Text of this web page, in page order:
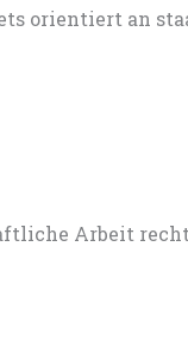
orientiert an
Arbeit